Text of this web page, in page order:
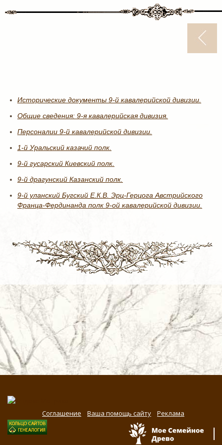
Исторические документы 9-й кавалерийской дивизии.
Общие сведения: 9-я кавалерийская дивизия.
Персоналии 9-й кавалерийской дивизии.
1-й Уральский казачий полк.
9-й гусарский Киевский полк.
9-й драгунский Казанский полк.
9-й уланский Бугский Е.К.В. Эрц-Герцога Австрийского
Франца-Фердинанда полк 9-ой кавалерийской дивизии.
Соглашение Ваша помощь сайту Реклама